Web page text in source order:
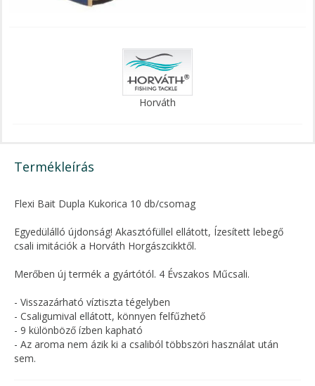
Horváth
Termékleírás
Flexi Bait Dupla Kukorica 10 db/csomag
Egyedülálló újdonság! Akasztófüllel ellátott, Ízesített lebegő
csali imitációk a Horváth Horgászcikktől.
Merőben új termék a gyártótól. 4 Évszakos Műcsali.
- Visszazárható víztiszta tégelyben
- Csaligumival ellátott, könnyen felfűzhető
- 9 különböző ízben kapható
- Az aroma nem ázik ki a csaliból többszöri használat után
sem.